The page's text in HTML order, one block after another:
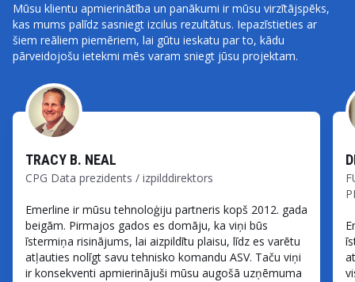
Mūsu klientu apmierinātība un panākumi ir mūsu virzītājspēks,
kas mums palīdz sasniegt izcilus rezultātus. Iepazīstieties ar
šiem reāliem piemēriem, lai gūtu ieskatu par to, kādu
pārveidojošu ietekmi mēs varam sniegt jūsu projektam.
TRACY B. NEAL
CPG Data prezidents / izpilddirektors
Emerline ir mūsu tehnoloģiju partneris kopš 2012. gada
beigām. Pirmajos gados es domāju, ka viņi būs
īstermiņa risinājums, lai aizpildītu plaisu, līdz es varētu
atļauties nolīgt savu tehnisko komandu ASV. Taču viņi
ir konsekventi apmierinājuši mūsu augošā uzņēmuma